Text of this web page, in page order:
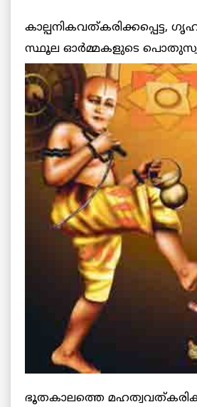
കാല്പനികവത്കരിക്കപ്പെട്ട,
സ്ഥൂല ഓര്‍മ്മകളുടെ
ഭൂതകാലത്തെ